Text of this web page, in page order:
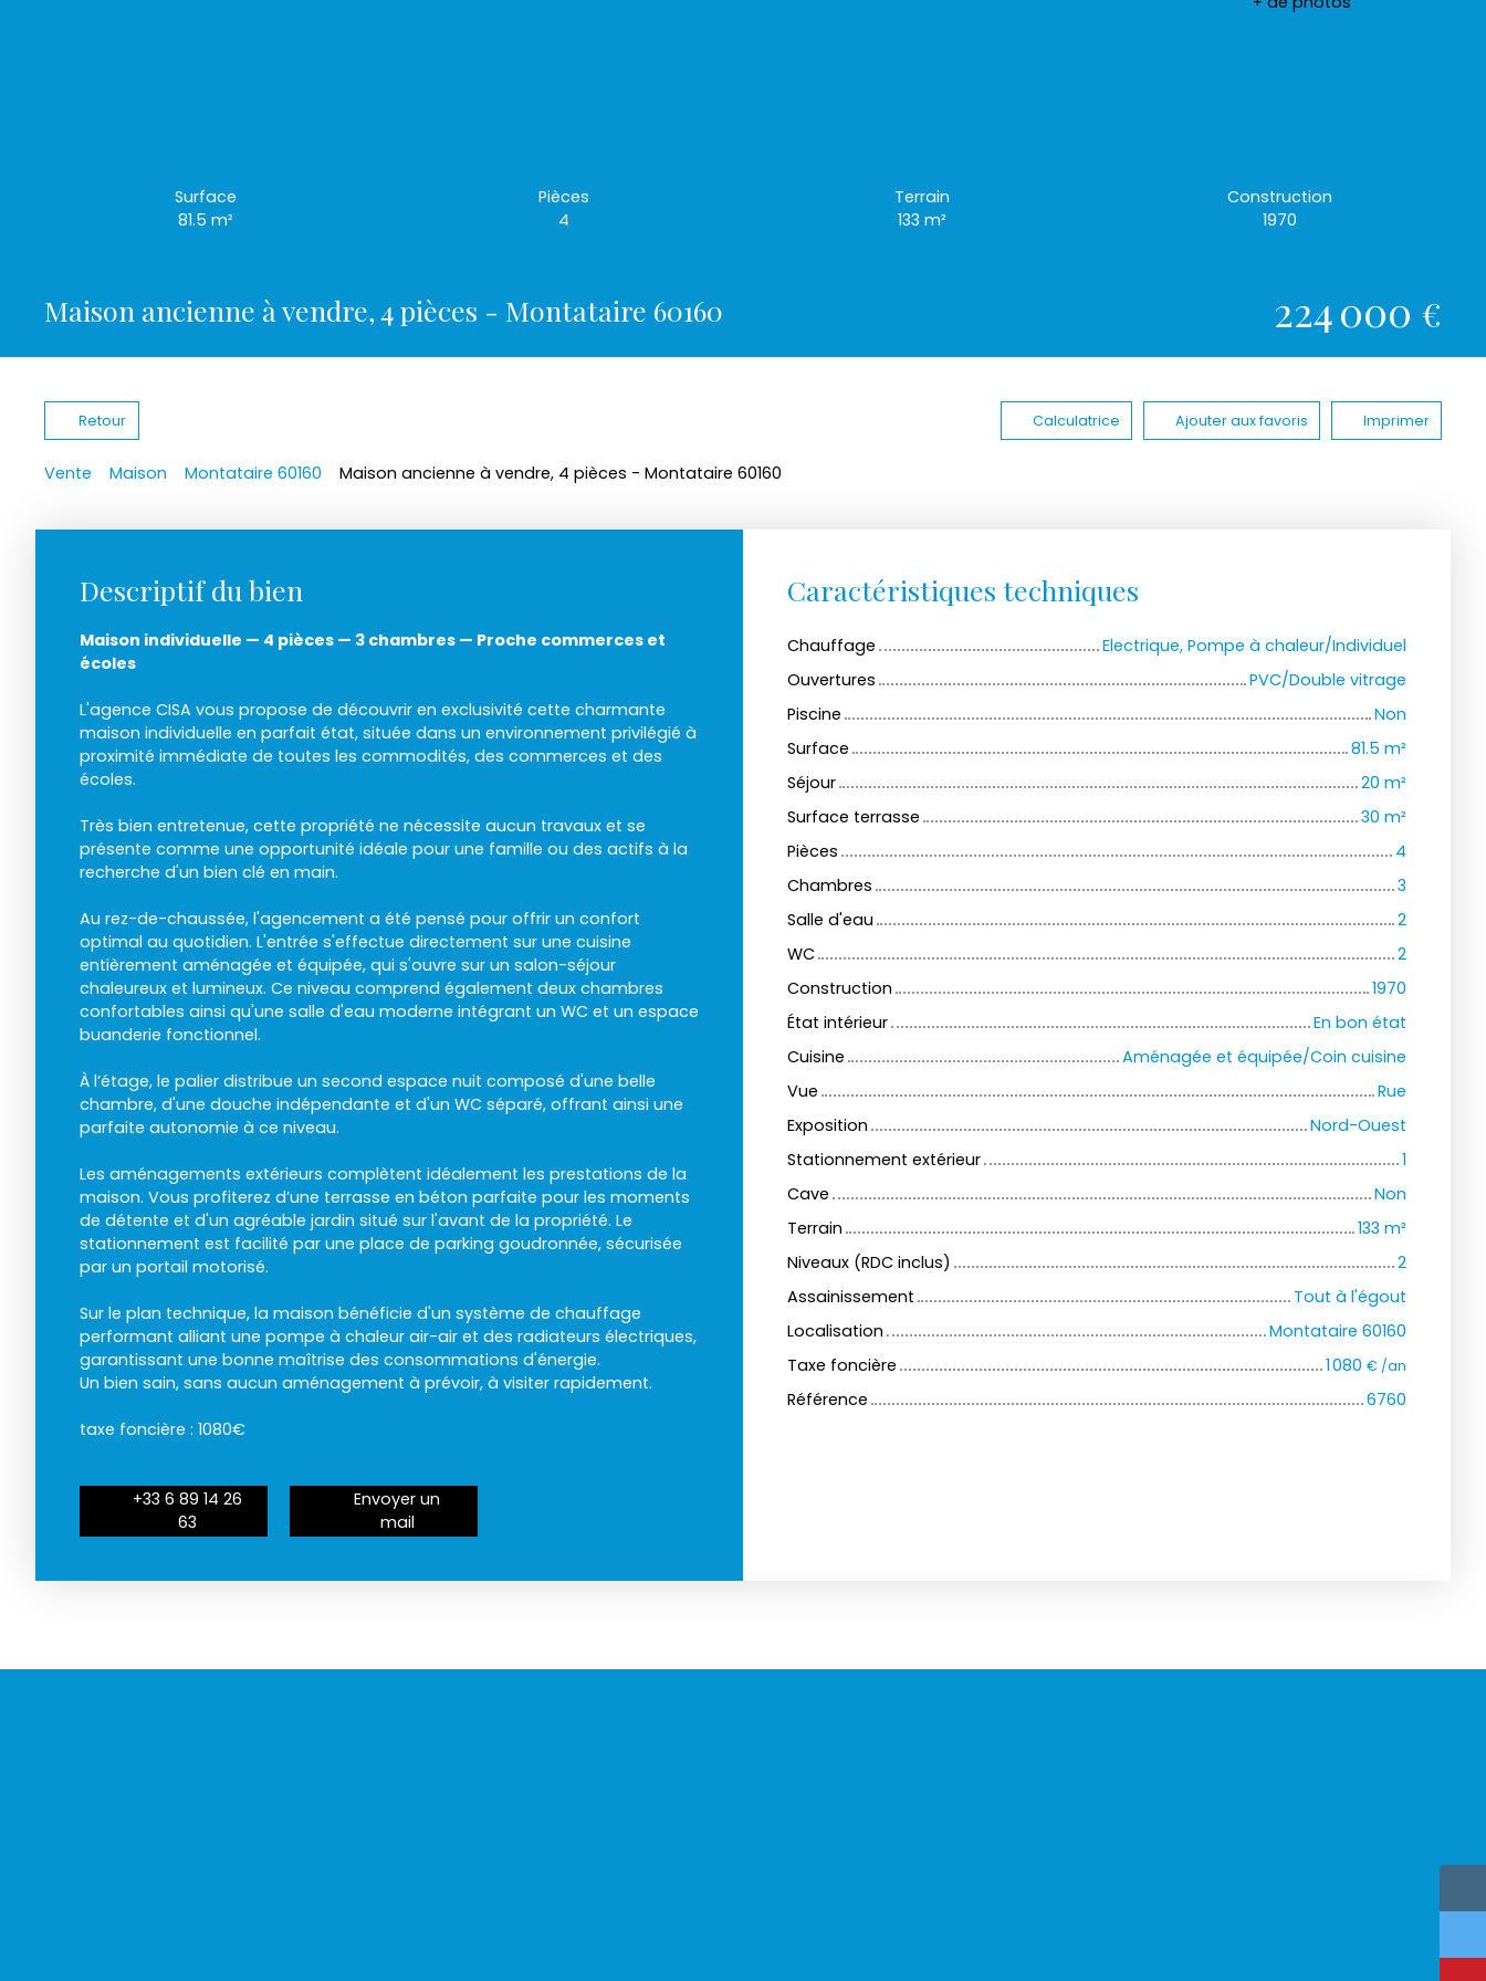
Surface
81.5m²
Pièces
4
Terrain
133 m²
Construction
1970
Maison ancienne à vendre, 4 pièces - Montataire 60160 224 000 €
Retour Calculatrice Ajouter aux favoris Imprimer
Vente Maison Montataire 60160 Maison ancienne à vendre, 4 pièces - Montataire 60160
Descriptif du bien
Maison individuelle — 4 pièces — 3 chambres — Proche commerces et
écoles
L'agence CISA vous propose de découvrir en exclusivité cette charmante
maison individuelle en parfait état, située dans un environnement privilégié à
proximité immédiate de toutes les commodités, des commerces et des
écoles.
Très bien entretenue, cette propriété ne nécessite aucun travaux et se
présente comme une opportunité idéale pour une famille ou des actifs à la
recherche d'un bien clé en main.
Au rez-de-chaussée, l'agencement a été pensé pour offrir un confort
optimal au quotidien. L'entrée s'effectue directement sur une cuisine
entièrement aménagée et équipée, qui s'ouvre sur un salon-séjour
chaleureux et lumineux. Ce niveau comprend également deux chambres
confortables ainsi qu'une salle d'eau moderne intégrant un WC et un espace
buanderie fonctionnel.
À l’étage, le palier distribue un second espace nuit composé d'une belle
chambre, d'une douche indépendante et d'un WC séparé, offrant ainsi une
parfaite autonomie à ce niveau.
Les aménagements extérieurs complètent idéalement les prestations de la
maison. Vous profiterez d’une terrasse en béton parfaite pour les moments
de détente et d'un agréable jardin situé sur l'avant de la propriété. Le
stationnement est facilité par une place de parking goudronnée, sécurisée
par un portail motorisé.
Sur le plan technique, la maison bénéficie d'un système de chauffage
performant alliant une pompe à chaleur air-air et des radiateurs électriques,
garantissant une bonne maîtrise des consommations d'énergie.
Un bien sain, sans aucun aménagement à prévoir, à visiter rapidement.
taxe foncière : 1080€
+33 6 89 14 26
63
Envoyer un
mail
Caractéristiques techniques
Chauffage
Electrique, Pompe à chaleur/Individuel
Ouvertures
PVC/Double vitrage
Piscine
Non
Surface
81.5 m²
Séjour
20 m²
Surface terrasse
30 m²
Pièces
4
Chambres
3
Salle d'eau
2
WC
2
Construction
1970
État intérieur
En bon état
Cuisine
Aménagée et équipée/Coin cuisine
Vue
Rue
Exposition
Nord-Ouest
Stationnement extérieur
1
Cave
Non
Terrain
133 m²
Niveaux (RDC inclus)
2
Assainissement
Tout à l'égout
Localisation
Montataire 60160
Taxe foncière
1 080 € /an
Référence 6760